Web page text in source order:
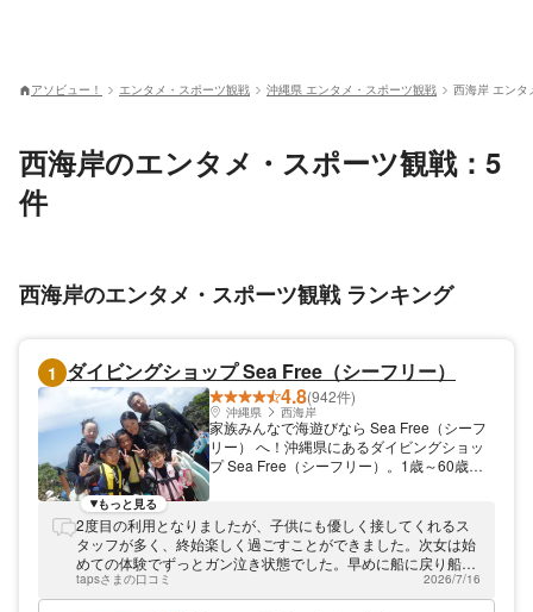
アソビュー！ エンタメ・スポーツ観戦 沖縄県 エンタメ・スポーツ観戦 西海岸 エンタ
西海岸のエンタメ・スポーツ観戦：5
件
西海岸のエンタメ・スポーツ観戦 ランキング
1 ダイビングショップ Sea Free（シーフリー）
4.8(942件)
沖縄県 西海岸
家族みんなで海遊びなら Sea Free（シーフ
リー） へ！沖縄県にあるダイビングショッ
プ Sea Free（シーフリー）。1歳～60歳以
高の思い出作りに協力いたします。 シュノ
ーケリング・ダイビング・SUP・カヤッ
ク・マリンスポーツ・トレッキングと豊富な
もっと見る
2度目の利用となりましたが、子供にも優しく接してくれるス
タッフが多く、終始楽しく過ごすことができました。次女は始
めての体験でずっとガン泣き状態でした。早めに船に戻り船上
から魚を見せてくれました。沖縄へ来た際のアクティビティ
は、また利用したいと思います。ありがとうございました。
tapsさまの口コミ 2026/7/16